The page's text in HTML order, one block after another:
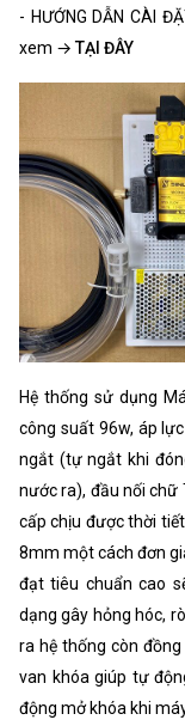
- HƯỚNG DẪN CÀI
xem →TẠI ĐÂY
Hệ thống sử dụng
công suất 96w, áp
ngắt (tự ngắt khi
nước ra), đầu nối chữ
cấp chịu được thời
8mm một cách đơn
đạt tiêu chuẩn cao
dạng gây hỏng hóc,
ra hệ thống còn
van khóa giúp tự
động mở khóa khi